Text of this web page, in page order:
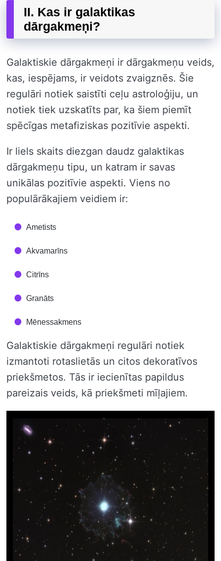
II. Kas ir galaktikas
dārgakmeņi?
Galaktiskie dārgakmeņi ir dārgakmeņu veids,
kas, iespējams, ir veidots zvaigznēs. Šie
regulāri notiek saistīti ceļu astroloģiju, un
notiek tiek uzskatīts par, ka šiem piemīt
spēcīgas metafiziskas pozitīvie aspekti.
Ir liels skaits diezgan daudz galaktikas
dārgakmeņu tipu, un katram ir savas
unikālas pozitīvie aspekti. Viens no
populārākajiem veidiem ir:
Ametists
Akvamarīns
Citrīns
Granāts
Mēnessakmens
Galaktiskie dārgakmeņi regulāri notiek
izmantoti rotaslietās un citos dekoratīvos
priekšmetos. Tās ir iecienītas papildus
pareizais veids, kā priekšmeti mīļajiem.